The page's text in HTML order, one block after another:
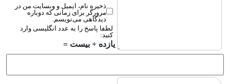
ذخیره نام، ایمیل و وبسایت من در
مرورگر برای زمانی که دوباره
دیدگاهی می‌نویسم.
لطفا پاسخ را به عدد انگلیسی وارد
کنید:
یازده + بیست =